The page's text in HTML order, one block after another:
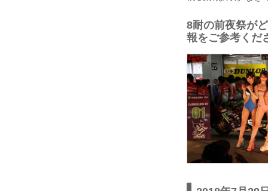
8耐の前夜祭が
報をご参考くだ